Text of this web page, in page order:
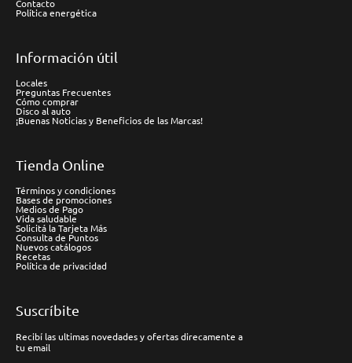
Contacto
Política energética
Información útil
Locales
Preguntas Frecuentes
Cómo comprar
Disco al auto
¡Buenas Noticias y Beneficios de las Marcas!
Tienda Online
Términos y condiciones
Bases de promociones
Medios de Pago
Vida saludable
Solicitá la Tarjeta Más
Consulta de Puntos
Nuevos catálogos
Recetas
Política de privacidad
Suscríbite
Recibí las ultimas novedades y ofertas direcamente a
tu email